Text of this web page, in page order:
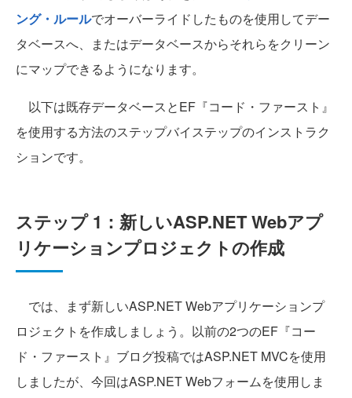
ング・ルールでオーバーライドしたものを使用してデー
タベースへ、またはデータベースからそれらをクリーン
にマップできるようになります。
以下は既存データベースとEF『コード・ファースト』
を使用する方法のステップバイステップのインストラク
ションです。
ステップ 1：新しいASP.NET Webアプ
リケーションプロジェクトの作成
では、まず新しいASP.NET Webアプリケーションプ
ロジェクトを作成しましょう。以前の2つのEF『コー
ド・ファースト』ブログ投稿ではASP.NET MVCを使用
しましたが、今回はASP.NET Webフォームを使用しま